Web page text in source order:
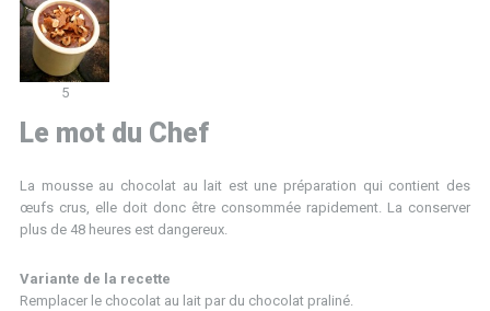
5
Le mot du Chef
La mousse au chocolat au lait est une préparation qui contient des
œufs crus, elle doit donc être consommée rapidement. La conserver
plus de 48 heures est dangereux.
Variante de la recette
Remplacer le chocolat au lait par du chocolat praliné.